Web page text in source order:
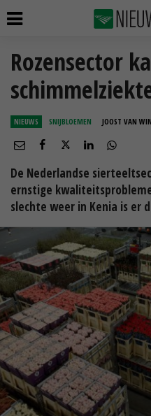
Rozensector
NIEUWS SNIJBLOEMEN JOOST VAN
De Nederlandse
ernstige
slechte weer in Kenia is er